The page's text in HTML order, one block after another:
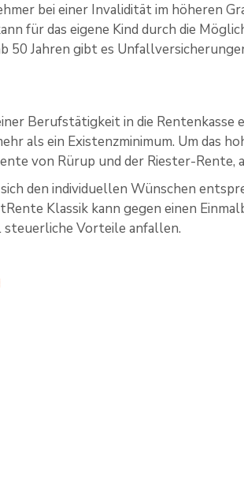
bei einer Invalidität im höheren
für das eigene Kind durch die
50 Jahren gibt es
Berufstätigkeit in die Rentenkasse
als ein Existenzminimum. Um das
von Rürup und der Riester-Rente,
den individuellen Wünschen
Klassik kann gegen einen
steuerliche Vorteile anfallen.